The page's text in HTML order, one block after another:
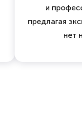
и
предлагая
нет